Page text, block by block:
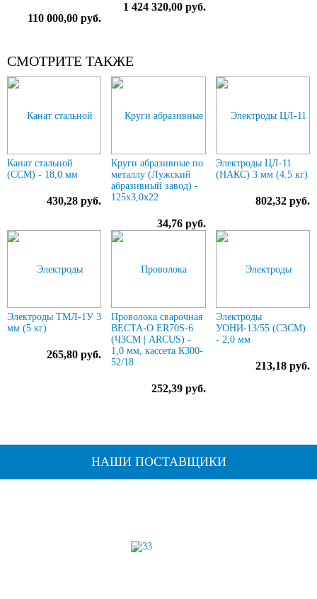
110 000,00 руб.
1 424 320,00 руб.
СМОТРИТЕ ТАКЖЕ
Канат стальной
(ССМ) - 18,0 мм
430,28 руб.
Круги абразивные по
металлу (Лужский
абразивный завод) -
125х3,0х22
34,76 руб.
Электроды ЦЛ-11
(НАКС) 3 мм (4.5 кг)
802,32 руб.
Электроды ТМЛ-1У 3
мм (5 кг)
265,80 руб.
Проволока сварочная
ВЕСТА-О ER70S-6
(ЧЗСМ | ARCUS) -
1,0 мм, кассета К300-
52/18
252,39 руб.
Электроды
УОНИ-13/55 (СЗСМ)
- 2,0 мм
213,18 руб.
НАШИ ПОСТАВЩИКИ